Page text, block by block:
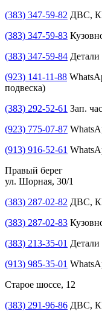
(383) 347-59-82 ДВС,
(383) 347-59-83
(383) 347-59-84 Детали
(923) 141-11-88
подвеска)
(383) 292-52-61 Зап.
(923) 775-07-87
(913) 916-52-61
Правый берег
ул. Шорная, 30/1
(383) 287-02-82 ДВС,
(383) 287-02-83
(383) 213-35-01 Детали
(913) 985-35-01
Старое шоссе, 12
(383) 291-96-86 ДВС,